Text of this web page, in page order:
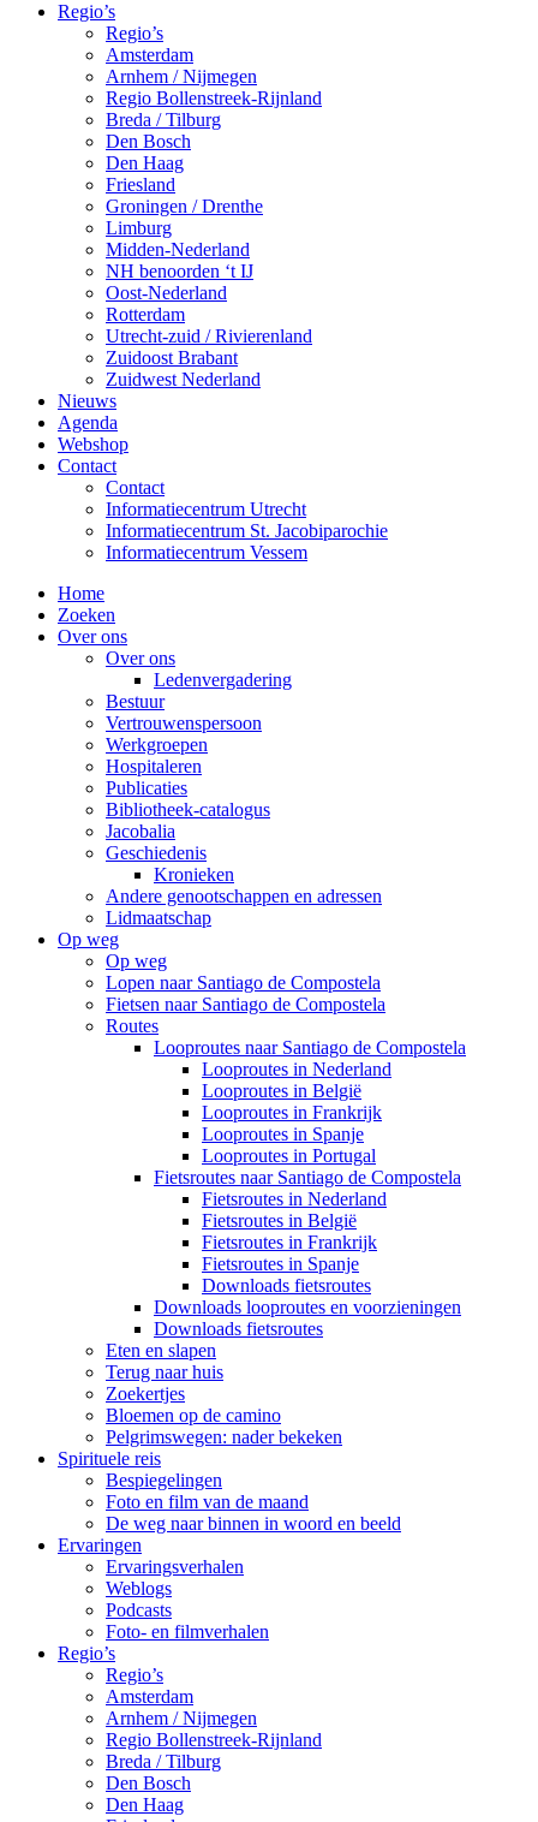
Regio’s
Regio’s
Amsterdam
Arnhem / Nijmegen
Regio Bollenstreek-Rijnland
Breda / Tilburg
Den Bosch
Den Haag
Friesland
Groningen / Drenthe
Limburg
Midden-Nederland
NH benoorden ‘t IJ
Oost-Nederland
Rotterdam
Utrecht-zuid / Rivierenland
Zuidoost Brabant
Zuidwest Nederland
Nieuws
Agenda
Webshop
Contact
Contact
Informatiecentrum Utrecht
Informatiecentrum St. Jacobiparochie
Informatiecentrum Vessem
Home
Zoeken
Over ons
Over ons
Ledenvergadering
Bestuur
Vertrouwenspersoon
Werkgroepen
Hospitaleren
Publicaties
Bibliotheek-catalogus
Jacobalia
Geschiedenis
Kronieken
Andere genootschappen en adressen
Lidmaatschap
Op weg
Op weg
Lopen naar Santiago de Compostela
Fietsen naar Santiago de Compostela
Routes
Looproutes naar Santiago de Compostela
Looproutes in Nederland
Looproutes in België
Looproutes in Frankrijk
Looproutes in Spanje
Looproutes in Portugal
Fietsroutes naar Santiago de Compostela
Fietsroutes in Nederland
Fietsroutes in België
Fietsroutes in Frankrijk
Fietsroutes in Spanje
Downloads fietsroutes
Downloads looproutes en voorzieningen
Downloads fietsroutes
Eten en slapen
Terug naar huis
Zoekertjes
Bloemen op de camino
Pelgrimswegen: nader bekeken
Spirituele reis
Bespiegelingen
Foto en film van de maand
De weg naar binnen in woord en beeld
Ervaringen
Ervaringsverhalen
Weblogs
Podcasts
Foto- en filmverhalen
Regio’s
Regio’s
Amsterdam
Arnhem / Nijmegen
Regio Bollenstreek-Rijnland
Breda / Tilburg
Den Bosch
Den Haag